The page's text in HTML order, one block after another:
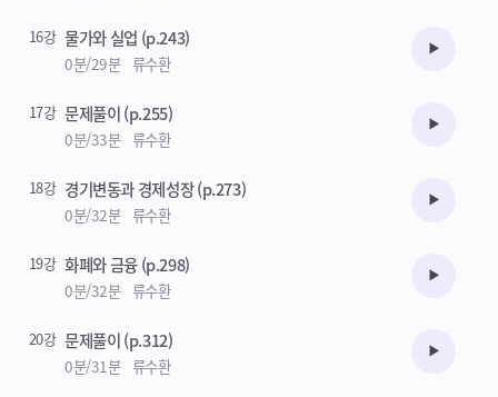
16강 물가와 실업 (p.243)
0분/29분 류수환 수강준비
17강 문제풀이 (p.255)
0분/33분 류수환 수강준비
18강 경기변동과 경제성장 (p.273)
0분/32분 류수환 수강준비
19강 화폐와 금융 (p.298)
0분/32분 류수환 수강준비
20강 문제풀이 (p.312)
0분/31분 류수환 수강준비